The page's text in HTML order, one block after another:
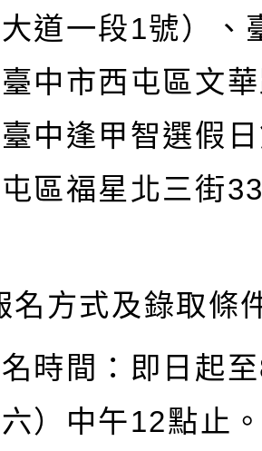
道一段1號）、
中市西屯區文
中逢甲智選假
區福星北三街
名方式及錄取條
時間：即日起至
六）中午12點止